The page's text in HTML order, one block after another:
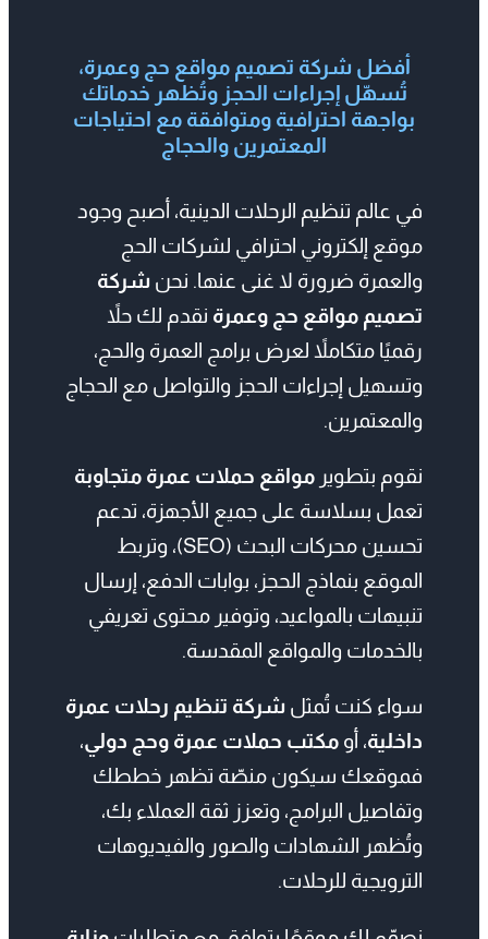
المعتمرين والحجاج
في عالم تنظيم الرحلات الدينية، أصبح وجود
موقع إلكتروني احترافي لشركات الحج
والعمرة ضرورة لا غنى عنها. نحن
تصميم مواقع حج وعمرة نقدم لك حلاً
رقميًا متكاملاً لعرض برامج العمرة والحج،
وتسهيل إجراءات الحجز والتواصل مع الحجاج
والمعتمرين.
نقوم بتطويرمواقع حملات عمرة متجاوبة
تعمل بسلاسة على جميع الأجهزة، تدعم
تحسين محركات البحث (SEO)، وتربط
الموقع بنماذج الحجز، بوابات الدفع، إرسال
تنبيهات بالمواعيد، وتوفير محتوى تعريفي
بالخدمات والمواقع المقدسة.
سواء كنت تُمثلشركة تنظيم رحلات عمرة
داخلية، أومكتب حملات عمرة وحج دولي
فموقعك سيكون منصّة تظهر خططك
وتفاصيل البرامج، وتعزز ثقة العملاء بك،
وتُظهر الشهادات والصور والفيديوهات
الترويجية للرحلات.
نصمّم لك موقعًا يتوافق مع متطلباتوزارة
الحج والعمرة، ويعرض البرامج الموسمية،
مواعيد الرحلات، أسعار الباقات، وخيارات